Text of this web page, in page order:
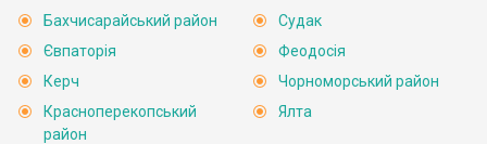
Бахчисарайський район
Євпаторія
Керч
Красноперекопський
район
Судак
Феодосія
Чорноморський район
Ялта